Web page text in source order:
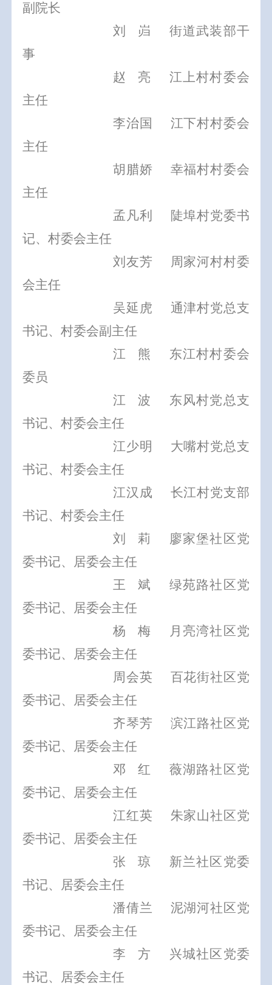
副院长
刘
岿
街道武装部干
事
赵
亮
江上村村委会
主任
李治国
江下村村委会
主任
胡腊娇
幸福村村委会
主任
孟凡利
陡埠村党委书
记、村委会主任
刘友芳
周家河村村委
会主任
吴延虎
通津村党总支
书记、村委会副主任
江
熊
东江村村委会
委员
江
波
东风村党总支
书记、村委会主任
江少明
大嘴村党总支
书记、村委会主任
江汉成
长江村党支部
书记、村委会主任
刘
莉
廖家堡社区党
委书记、居委会主任
王
斌
绿苑路社区党
委书记、居委会主任
杨
梅
月亮湾社区党
委书记、居委会主任
周会英
百花街社区党
委书记、居委会主任
齐琴芳
滨江路社区党
委书记、居委会主任
邓
红
薇湖路社区党
委书记、居委会主任
江红英
朱家山社区党
委书记、居委会主任
张
琼
新兰社区党委
书记、居委会主任
潘倩兰
泥湖河社区党
委书记、居委会主任
李
方
兴城社区党委
书记、居委会主任